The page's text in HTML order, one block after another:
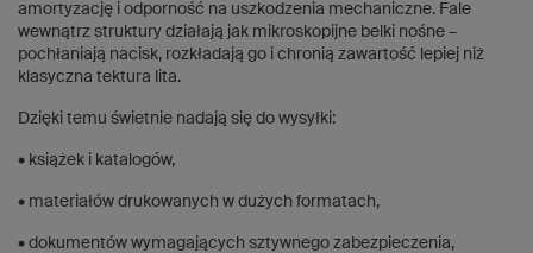
amortyzację i odporność na uszkodzenia mechaniczne. Fale
wewnątrz struktury działają jak mikroskopijne belki nośne –
pochłaniają nacisk, rozkładają go i chronią zawartość lepiej niż
klasyczna tektura lita.
Dzięki temu świetnie nadają się do wysyłki:
• książek i katalogów,
• materiałów drukowanych w dużych formatach,
• dokumentów wymagających sztywnego zabezpieczenia,